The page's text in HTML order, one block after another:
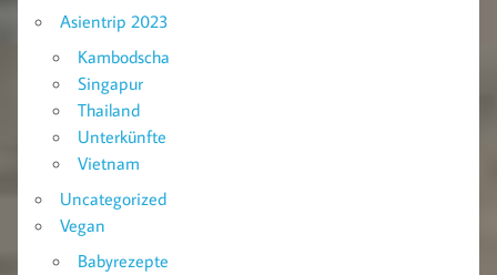
Asientrip 2023
Kambodscha
Singapur
Thailand
Unterkünfte
Vietnam
Uncategorized
Vegan
Babyrezepte